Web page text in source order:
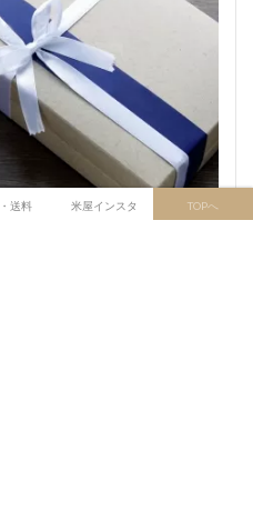
送料 米屋インスタ TOPへ